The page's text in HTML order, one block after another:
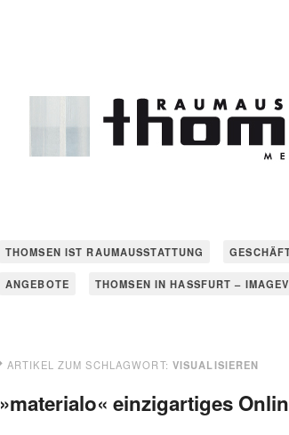
THOMSEN IST RAUMAUSSTATTUNG
ANGEBOTE THOMSEN IN HASSFURT –
ARTIKEL ZUM SCHLAGWORT: VISUALISIEREN
»materialo« einzigartiges